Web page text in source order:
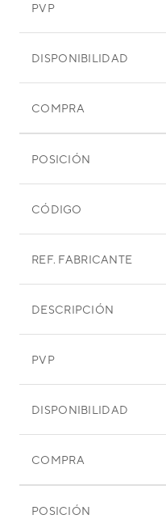
PVP
DISPONIBILIDAD
COMPRA
POSICIÓN
CÓDIGO
REF. FABRICANTE
DESCRIPCIÓN
PVP
DISPONIBILIDAD
COMPRA
POSICIÓN